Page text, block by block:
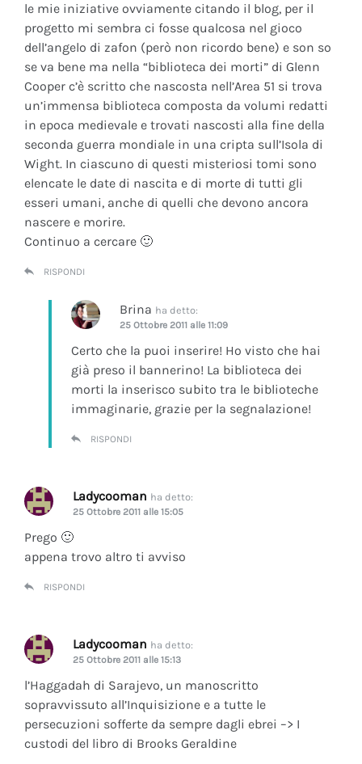
le mie iniziative ovviamente citando il blog, per il
progetto mi sembra ci fosse qualcosa nel gioco
dell’angelo di zafon (però non ricordo bene) e son so
se va bene ma nella “biblioteca dei morti” di Glenn
Cooper c’è scritto che nascosta nell’Area 51 si trova
un’immensa biblioteca composta da volumi redatti
in epoca medievale e trovati nascosti alla fine della
seconda guerra mondiale in una cripta sull’Isola di
Wight. In ciascuno di questi misteriosi tomi sono
elencate le date di nascita e di morte di tutti gli
esseri umani, anche di quelli che devono ancora
nascere e morire.
Continuo a cercare 🙂
RISPONDI
Brina ha detto:
25 Ottobre 2011 alle 11:09
Certo che la puoi inserire! Ho visto che hai
già preso il bannerino! La biblioteca dei
morti la inserisco subito tra le biblioteche
immaginarie, grazie per la segnalazione!
RISPONDI
Ladycooman ha detto:
25 Ottobre 2011 alle 15:05
Prego 🙂
appena trovo altro ti avviso
RISPONDI
Ladycooman ha detto:
25 Ottobre 2011 alle 15:13
l’Haggadah di Sarajevo, un manoscritto
sopravvissuto all’Inquisizione e a tutte le
persecuzioni sofferte da sempre dagli ebrei –> I
custodi del libro di Brooks Geraldine